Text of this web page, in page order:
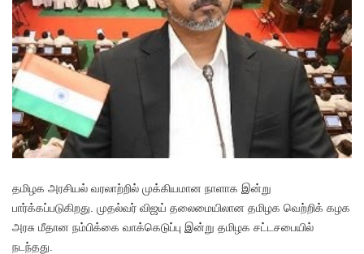
தமிழக அரசியல் வரலாற்றில் முக்கியமான நாளாக இன்று
பார்க்கப்படுகிறது. முதல்வர் விஜய் தலைமையிலான தமிழக வெற்றிக் கழக
அரசு மீதான நம்பிக்கை வாக்கெடுப்பு இன்று தமிழக சட்டசபையில்
நடந்தது.